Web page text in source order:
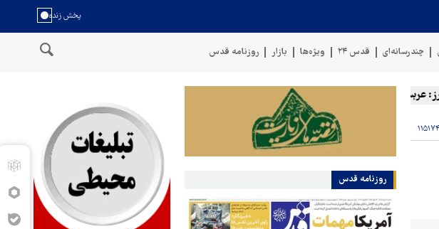
چندرسانه‌ای قدس ۲۴ ویژه‌ها بازار روزنامه قدس
خود را استفاده کرده است
روزنامه قدس